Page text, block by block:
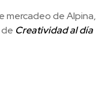
mercadeo de Alpina,
Creatividad al día